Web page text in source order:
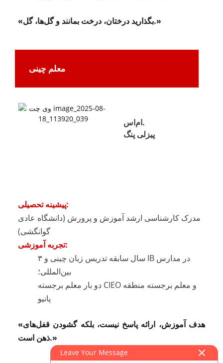
«بگذارید درختان، درخت بمانند و گل‌ها، گل.»
معلم چینی
ام‌اس.
پیزلی پنگ
پیشینه تحصیلی:
مدرک کارشناسی ارشد آموزش و پرورش (دانشگاه عادی
گوانگشی)
تجربه آموزشی:
۳ سال سابقه تدریس زبان چینی و IB در مدارس
بین‌المللی؛
دو بار معلم برجسته CIEO و معلم برجسته منطقه
پانیو
«هدف آموزش، ارائه پاسخ نیست، بلکه گشودن قفل‌های
ذهن است.»
Leave Your Message